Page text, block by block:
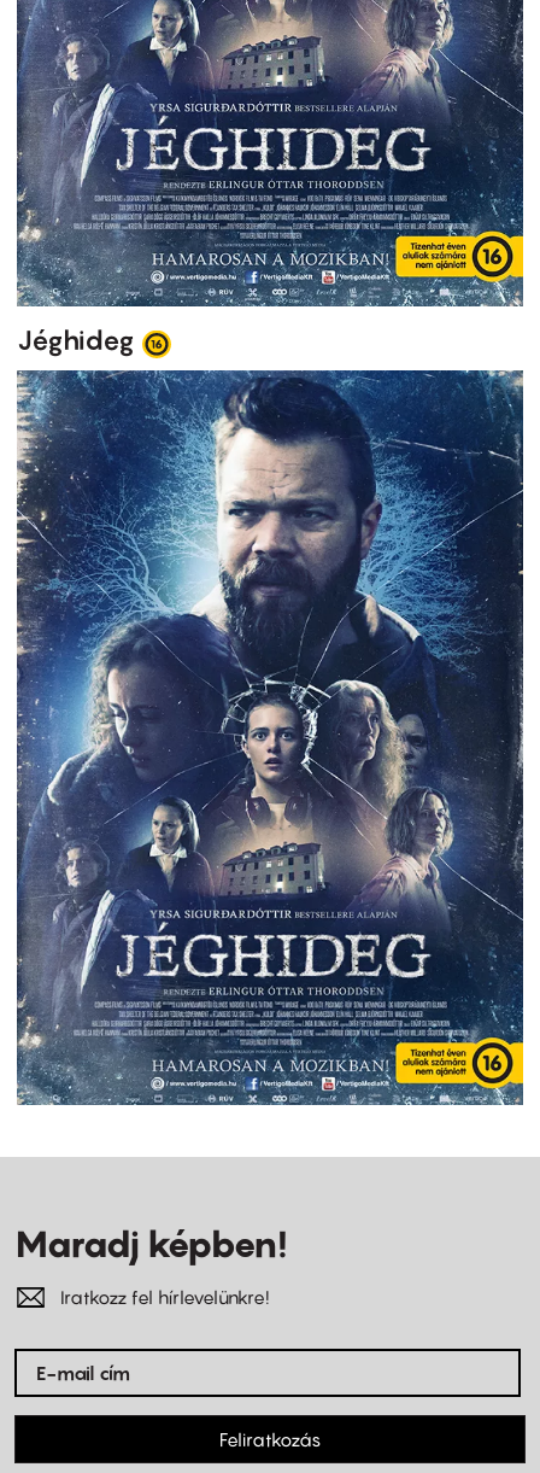
Jéghideg
Maradj képben!
Iratkozz fel hírlevelünkre!
Feliratkozás